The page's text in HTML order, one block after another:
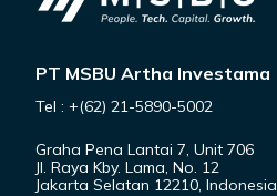
PT MSBU Artha Investama
Tel : +(62) 21-5890-5002
Graha Pena Lantai 7, Unit 706
Jl. Raya Kby. Lama, No. 12
Jakarta Selatan 12210, Indonesia